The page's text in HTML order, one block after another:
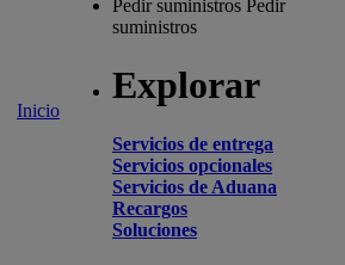
Inicio
Pedir suministros Pedir
suministros
Explorar
Servicios de entrega
Servicios opcionales
Servicios de Aduana
Recargos
Soluciones